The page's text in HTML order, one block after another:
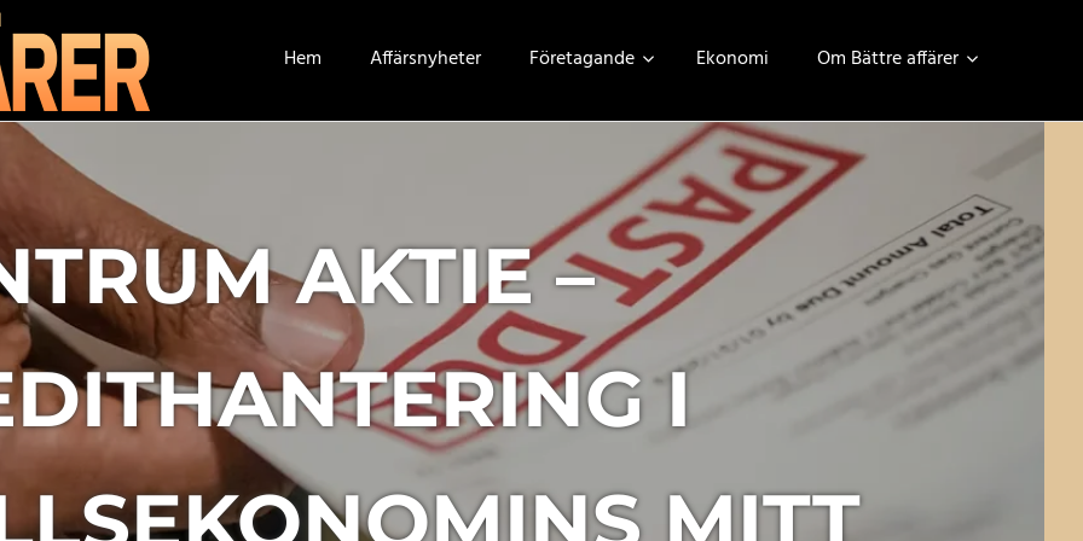
Hem Affärsnyheter Företagande Ekonomi Om Bättre affärer
AKTIE –
I
MITT